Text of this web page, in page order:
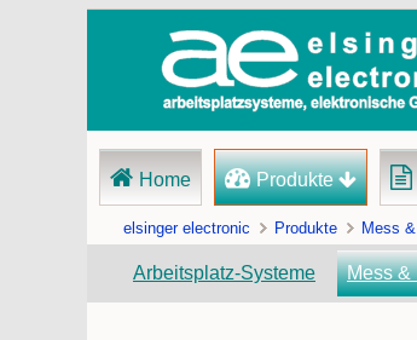
überspringen
Home Produkte
elsinger electronic Produkte Mess
Arbeitsplatz-Systeme Mess &